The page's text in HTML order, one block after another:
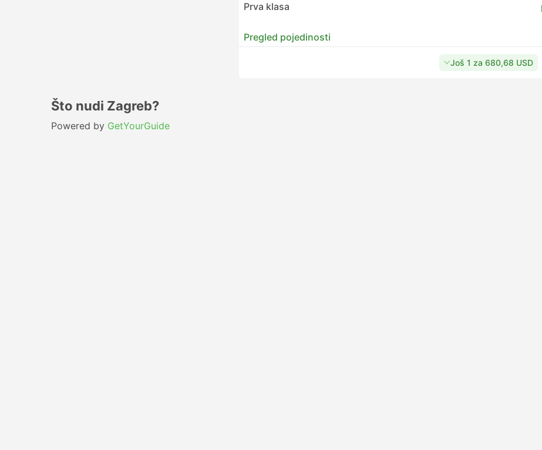
Prva klasa
Pregled pojedinosti
Još 1 za 680,68 USD
Što nudi Zagreb?
Powered by GetYourGuide